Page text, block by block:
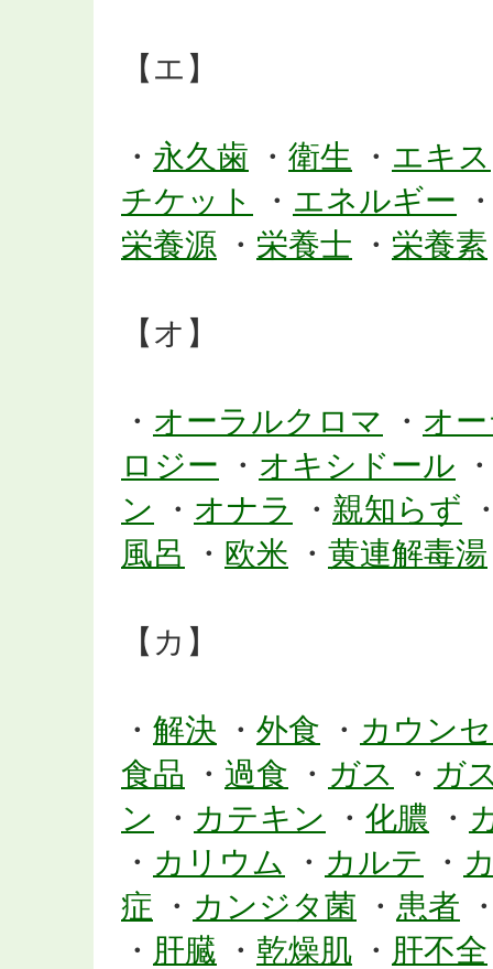
【エ】
・ 永久歯 ・ 衛生 ・ エキス
チケット
・ エネルギー
栄養源 ・ 栄養士 ・ 栄養素
【オ】
・ オーラルクロマ ・ オ
ロジー ・ オキシドール
ン ・ オナラ ・ 親知らず
風呂
・ 欧米 ・ 黄連解毒湯
【カ】
・ 解決 ・ 外食 ・ カウン
食品 ・ 過食 ・ ガス ・ ガ
ン ・ カテキン ・ 化膿 ・
・ カリウム ・ カルテ ・
症 ・ カンジタ菌 ・ 患者
・ 肝臓 ・ 乾燥肌 ・ 肝不全